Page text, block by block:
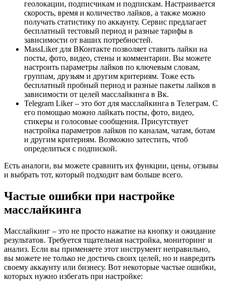
геолокации, подписчикам и подпискам. Настраивается
скорость, время и количество лайков, а также можно
получать статистику по аккаунту. Сервис предлагает
бесплатный тестовый период и разные тарифы в
зависимости от ваших потребностей.
MassLiker для ВКонтакте позволяет ставить лайки на
посты, фото, видео, стены и комментарии. Вы можете
настроить параметры лайков по ключевым словам,
группам, друзьям и другим критериям. Тоже есть
бесплатный пробный период и разные пакеты лайков в
зависимости от целей масслайкинга в Вк.
Telegram Liker – это бот для масслайкинга в Телеграм. С
его помощью можно лайкать посты, фото, видео,
стикеры и голосовые сообщения. Присутствует
настройка параметров лайков по каналам, чатам, ботам
и другим критериям. Возможно затестить, чтоб
определиться с подпиской.
Есть аналоги, вы можете сравнить их функции, цены, отзывы
и выбрать тот, который подходит вам больше всего.
Частые ошибки при настройке
масслайкинга
Масслайкинг – это не просто нажатие на кнопку и ожидание
результатов. Требуется тщательная настройка, мониторинг и
анализ. Если вы применяете этот инструмент неправильно,
вы можете не только не достичь своих целей, но и навредить
своему аккаунту или бизнесу. Вот некоторые частые ошибки,
которых нужно избегать при настройке: